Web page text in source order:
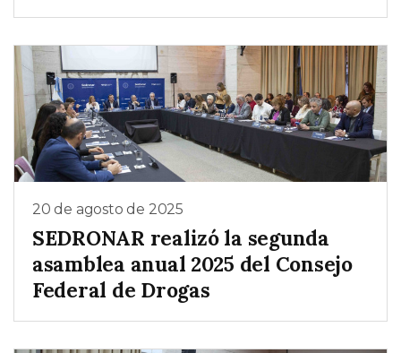
20 de agosto de 2025
SEDRONAR realizó la segunda
asamblea anual 2025 del Consejo
Federal de Drogas